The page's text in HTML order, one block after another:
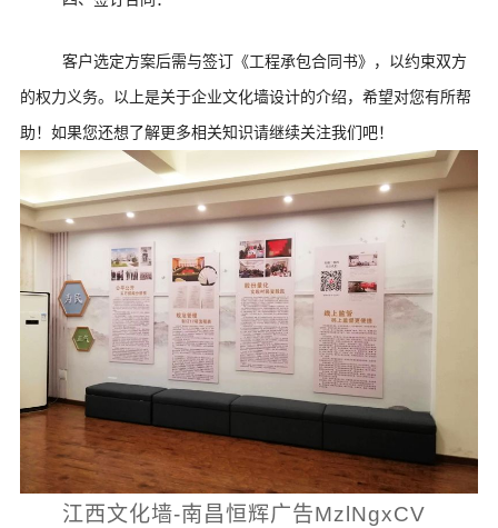
客户选定方案后需与签订《工程承包合同书》，以约束双方
的权力义务。以上是关于企业文化墙设计的介绍，希望对您有所帮
助！如果您还想了解更多相关知识请继续关注我们吧！
江西文化墙-南昌恒辉广告MzlNgxCV